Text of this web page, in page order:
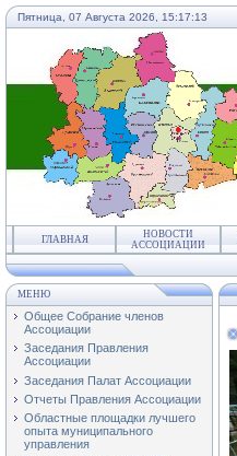
Пятница, 07 Августа 2026, 15:17:13
ГЛАВНАЯ
НОВОСТИ
АССОЦИАЦИИ
МЕНЮ
Общее Собрание членов
Ассоциации
Заседания Правления
Ассоциации
Заседания Палат Ассоциации
Отчеты Правления Ассоциации
Областные площадки лучшего
опыта муниципального
управления